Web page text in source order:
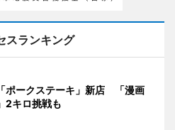
スランキング
ポークステーキ」新店 「漫画
2キロ挑戦も